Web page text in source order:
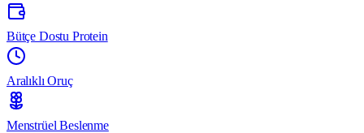
Bütçe Dostu Protein
Aralıklı Oruç
Menstrüel Beslenme